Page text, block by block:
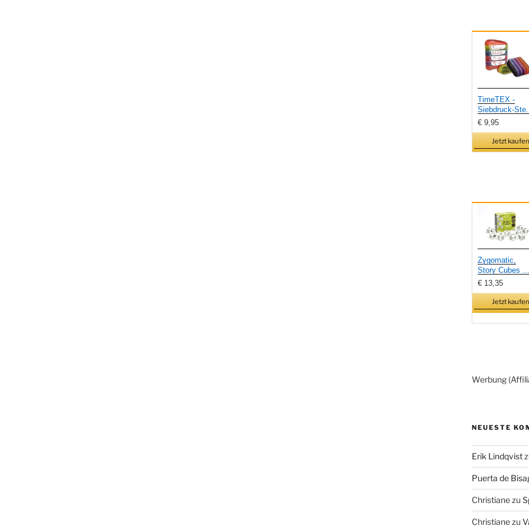
TimeTEX -
Siebdruck-
€ 9,95
Jetzt
Zygomatic,
Story Cubes ...
€ 13,35
Jetzt
Werbung
NEUESTE
Erik Lindqvist
Puerta de
Christianezu
Christianezu